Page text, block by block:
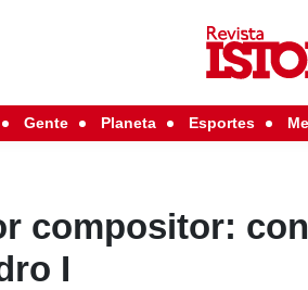
Gente Planeta Esportes
compositor:
I